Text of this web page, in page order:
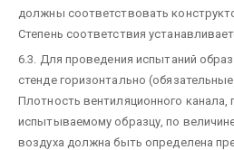
должны соответствовать
Степень соответствия
6.3. Для проведения испытаний
стенде горизонтально
Плотность вентиляционного канала,
испытываемому образцу, по
воздуха должна быть определена